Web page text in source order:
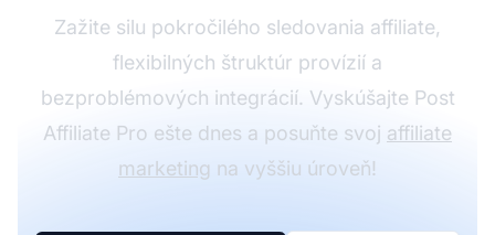
Zažite silu pokročilého sledovania affiliate,
flexibilných štruktúr provízií a
bezproblémových integrácií. Vyskúšajte Post
Affiliate Pro ešte dnes a posuňte svoj affiliate
marketing na vyššiu úroveň!